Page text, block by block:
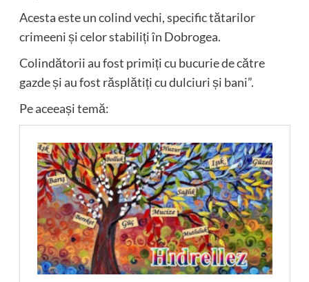
Acesta este un colind vechi, specific tătarilor
crimeeni și celor stabiliți în Dobrogea.
Colindătorii au fost primiți cu bucurie de către
gazde și au fost răsplătiți cu dulciuri și bani”.
Pe aceeași temă: